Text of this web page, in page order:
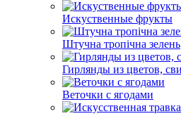
Искуственные фрукты
Штучна тропічна зелень
Гирлянды из цветов,
Веточки с ягодами